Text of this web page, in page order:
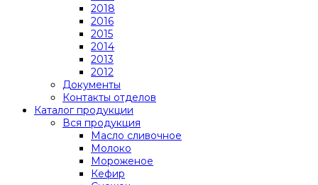
2018
2016
2015
2014
2013
2012
Документы
Контакты отделов
Каталог продукции
Вся продукция
Масло сливочное
Молоко
Мороженое
Кефир